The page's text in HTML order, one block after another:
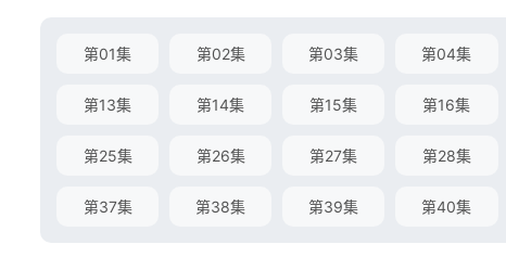
第01集 第02集 第03集 第04集
第13集 第14集 第15集 第16集
第25集 第26集 第27集 第28集
第37集 第38集 第39集 第40集